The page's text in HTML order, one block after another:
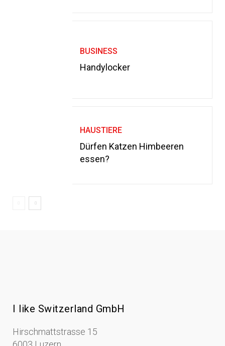
BUSINESS
Handylocker
HAUSTIERE
Dürfen Katzen Himbeeren
essen?
I like Switzerland GmbH
Hirschmattstrasse 15